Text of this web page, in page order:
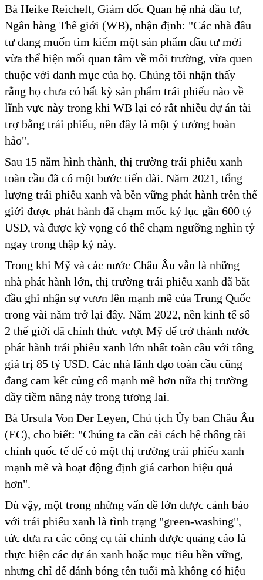
Bà Heike Reichelt, Giám đốc Quan hệ nhà đầu tư,
Ngân hàng Thế giới (WB), nhận định: "Các nhà đầu
tư đang muốn tìm kiếm một sản phẩm đầu tư mới
vừa thể hiện mối quan tâm về môi trường, vừa quen
thuộc với danh mục của họ. Chúng tôi nhận thấy
rằng họ chưa có bất kỳ sản phẩm trái phiếu nào về
lĩnh vực này trong khi WB lại có rất nhiều dự án tài
trợ bằng trái phiếu, nên đây là một ý tưởng hoàn
hảo".
Sau 15 năm hình thành, thị trường trái phiếu xanh
toàn cầu đã có một bước tiến dài. Năm 2021, tổng
lượng trái phiếu xanh và bền vững phát hành trên thế
giới được phát hành đã chạm mốc kỷ lục gần 600 tỷ
USD, và được kỳ vọng có thể chạm ngưỡng nghìn tỷ
ngay trong thập kỷ này.
Trong khi Mỹ và các nước Châu Âu vẫn là những
nhà phát hành lớn, thị trường trái phiếu xanh đã bắt
đầu ghi nhận sự vươn lên mạnh mẽ của Trung Quốc
trong vài năm trở lại đây. Năm 2022, nền kinh tế số
2 thế giới đã chính thức vượt Mỹ để trở thành nước
phát hành trái phiếu xanh lớn nhất toàn cầu với tổng
giá trị 85 tỷ USD. Các nhà lãnh đạo toàn cầu cũng
đang cam kết củng cố mạnh mẽ hơn nữa thị trường
đầy tiềm năng này trong tương lai.
Bà Ursula Von Der Leyen, Chủ tịch Ủy ban Châu Âu
(EC), cho biết: "Chúng ta cần cải cách hệ thống tài
chính quốc tế để có một thị trường trái phiếu xanh
mạnh mẽ và hoạt động định giá carbon hiệu quả
hơn".
Dù vậy, một trong những vấn đề lớn được cảnh báo
với trái phiếu xanh là tình trạng "green-washing",
tức đưa ra các công cụ tài chính được quảng cáo là
thực hiện các dự án xanh hoặc mục tiêu bền vững,
nhưng chỉ để đánh bóng tên tuổi mà không có hiệu